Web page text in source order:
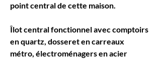
point central de cette maison.
Îlot central fonctionnel avec comptoirs
en quartz, dosseret en carreaux
métro, électroménagers en acier